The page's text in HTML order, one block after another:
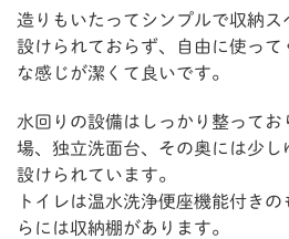
造りもいたってシンプルで収納ス
設けられておらず、自由に使って
な感じが潔くて良いです。
水回りの設備はしっかり整って
場、独立洗面台、その奥には少
設けられています。
トイレは温水洗浄便座機能付き
らには収納棚があります。